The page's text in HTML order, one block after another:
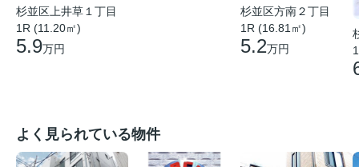
杉並区上井草１丁目
1R (11.20㎡)
5.9万円
杉並区方南２丁目
1R (16.81㎡)
5.2万円
よく見られている物件